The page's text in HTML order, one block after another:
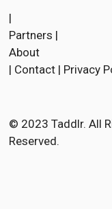
c
o
k
r
l
|
Partners |
About
| Contact | Privacy
© 2023 Taddlr. All
Reserved.